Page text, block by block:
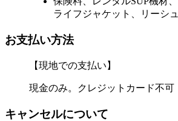
ライフジャケット、リーシュ
お支払い方法
【現地での支払い】
現金のみ。クレジットカード不可
キャンセルについて